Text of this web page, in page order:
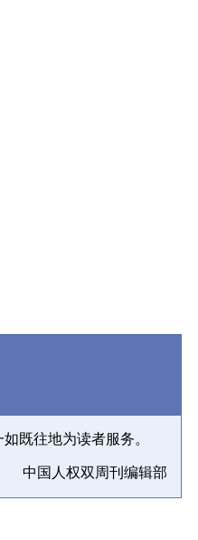
既往地为读者服务。
中国人权双周刊编辑部